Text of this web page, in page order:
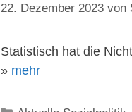
22. Dezember 2023 von
Statistisch hat die
» mehr